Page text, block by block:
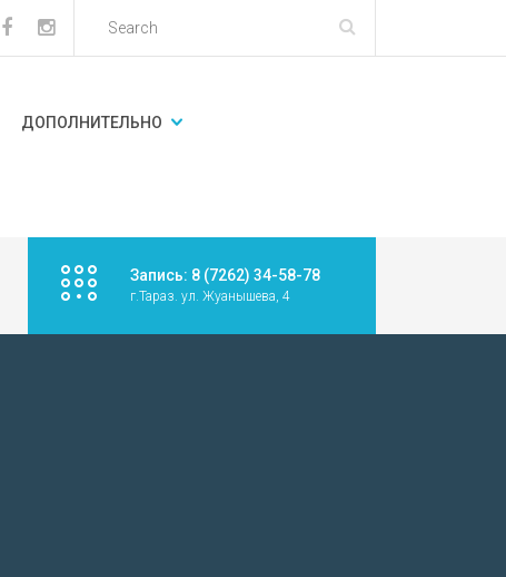
ДОПОЛНИТЕЛЬНО
Запись: 8 (7262) 34-58-78
г.Тараз. ул. Жуанышева, 4